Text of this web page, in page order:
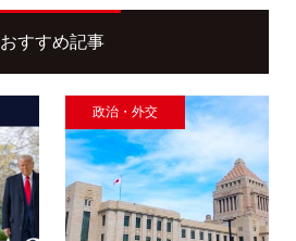
おすすめ記事
政治・外交